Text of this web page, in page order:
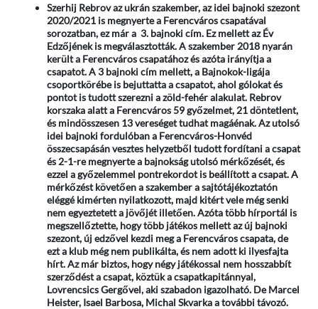
Szerhij Rebrov az ukrán szakember, az idei bajnoki szezont
2020/2021 is megnyerte a Ferencváros csapatával
sorozatban, ez már a 3. bajnoki cím. Ez mellett az Év
Edzőjének is megválasztották. A szakember 2018 nyarán
került a Ferencváros csapatához és azóta irányítja a
csapatot. A 3 bajnoki cím mellett, a Bajnokok-ligája
csoportkörébe is bejuttatta a csapatot, ahol gólokat és
pontot is tudott szerezni a zöld-fehér alakulat. Rebrov
korszaka alatt a Ferencváros 59 győzelmet, 21 döntetlent,
és mindösszesen 13 vereséget tudhat magáénak. Az utolsó
idei bajnoki fordulóban a Ferencváros-Honvéd
összecsapásán vesztes helyzetből tudott fordítani a csapat
és 2-1-re megnyerte a bajnokság utolsó mérkőzését, és
ezzel a győzelemmel pontrekordot is beállított a csapat. A
mérkőzést követően a szakember a sajtótájékoztatón
eléggé kimérten nyilatkozott, majd kitért vele még senki
nem egyeztetett a jövőjét illetően. Azóta több hírportál is
megszellőztette, hogy több játékos mellett az új bajnoki
szezont, új edzővel kezdi meg a Ferencváros csapata, de
ezt a klub még nem publikálta, és nem adott ki ilyesfajta
hírt. Az már biztos, hogy négy játékossal nem hosszabbít
szerződést a csapat, köztük a csapatkapitánnyal,
Lovrencsics Gergővel, aki szabadon igazolható. De Marcel
Heister, Isael Barbosa, Michal Skvarka a további távozó.